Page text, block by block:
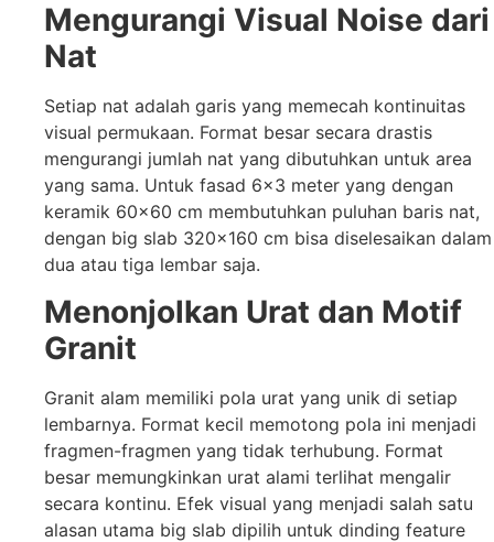
Mengurangi Visual Noise dari
Nat
Setiap nat adalah garis yang memecah kontinuitas
visual permukaan. Format besar secara drastis
mengurangi jumlah nat yang dibutuhkan untuk area
yang sama. Untuk fasad 6×3 meter yang dengan
keramik 60×60 cm membutuhkan puluhan baris nat,
dengan big slab 320×160 cm bisa diselesaikan dalam
dua atau tiga lembar saja.
Menonjolkan Urat dan Motif
Granit
Granit alam memiliki pola urat yang unik di setiap
lembarnya. Format kecil memotong pola ini menjadi
fragmen-fragmen yang tidak terhubung. Format
besar memungkinkan urat alami terlihat mengalir
secara kontinu. Efek visual yang menjadi salah satu
alasan utama big slab dipilih untuk dinding feature